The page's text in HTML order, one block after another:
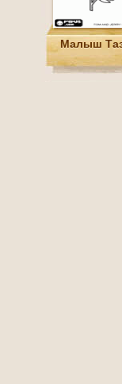
Малыш